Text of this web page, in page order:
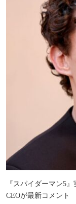
『スパイダーマン5
CEOが最新コメント